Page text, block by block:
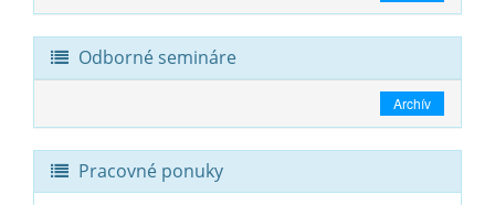
Odborné semináre
Archív
Pracovné ponuky